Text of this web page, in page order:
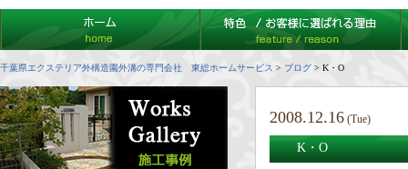
千葉県エクステリア外構造園外溝の専門会社 東総ホームサービス > ブログ > K・O
2008.12.16 (Tue)
K・O